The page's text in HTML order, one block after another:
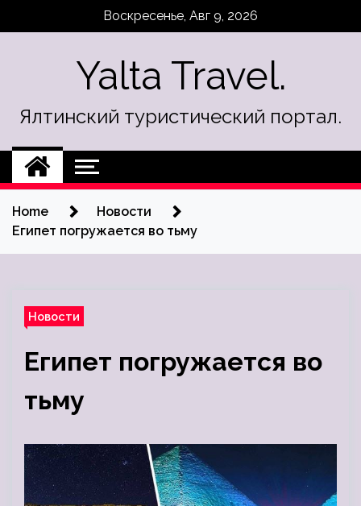
Воскресенье, Авг 9, 2026
Yalta Travel.
Ялтинский туристический портал.
Home
Новости
Египет погружается во тьму
Новости
Египет погружается во
тьму